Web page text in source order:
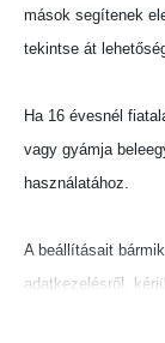
mások segítenek
tekintse át
Ha 16 évesnél
vagy gyámja
használatához.
A beállításait
adatkezelésről,